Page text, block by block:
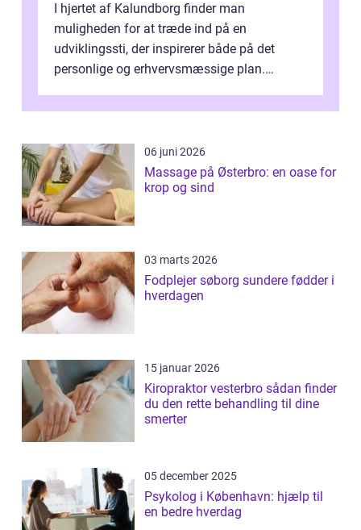
I hjertet af Kalundborg finder man
muligheden for at træde ind på en
udviklingssti, der inspirerer både på det
personlige og erhvervsmæssige plan.
indebærer...
06 juni 2026
Massage på Østerbro: en oase for
krop og sind
03 marts 2026
Fodplejer søborg sundere fødder i
hverdagen
15 januar 2026
Kiropraktor vesterbro sådan finder
du den rette behandling til dine
smerter
05 december 2025
Psykolog i København: hjælp til
en bedre hverdag